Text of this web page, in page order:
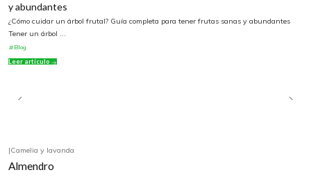
y abundantes
¿Cómo cuidar un árbol frutal? Guía completa para tener frutas sanas y abundantes
Tener un árbol ...
Blog
Leer artículo
|Camelia y lavanda
Almendro